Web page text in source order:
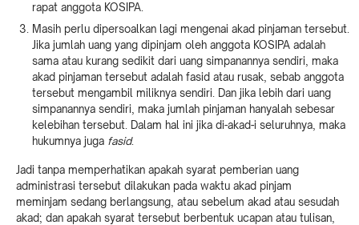
rapat anggota KOSIPA.
Masih perlu dipersoalkan lagi mengenai akad pinjaman tersebut.
Jika jumlah uang yang dipinjam oleh anggota KOSIPA adalah
sama atau kurang sedikit dari uang simpanannya sendiri, maka
akad pinjaman tersebut adalah fasid atau rusak, sebab anggota
tersebut mengambil miliknya sendiri. Dan jika lebih dari uang
simpanannya sendiri, maka jumlah pinjaman hanyalah sebesar
kelebihan tersebut. Dalam hal ini jika di-akad-i seluruhnya, maka
hukumnya juga fasid.
Jadi tanpa memperhatikan apakah syarat pemberian uang
administrasi tersebut dilakukan pada waktu akad pinjam
meminjam sedang berlangsung, atau sebelum akad atau sesudah
akad; dan apakah syarat tersebut berbentuk ucapan atau tulisan,